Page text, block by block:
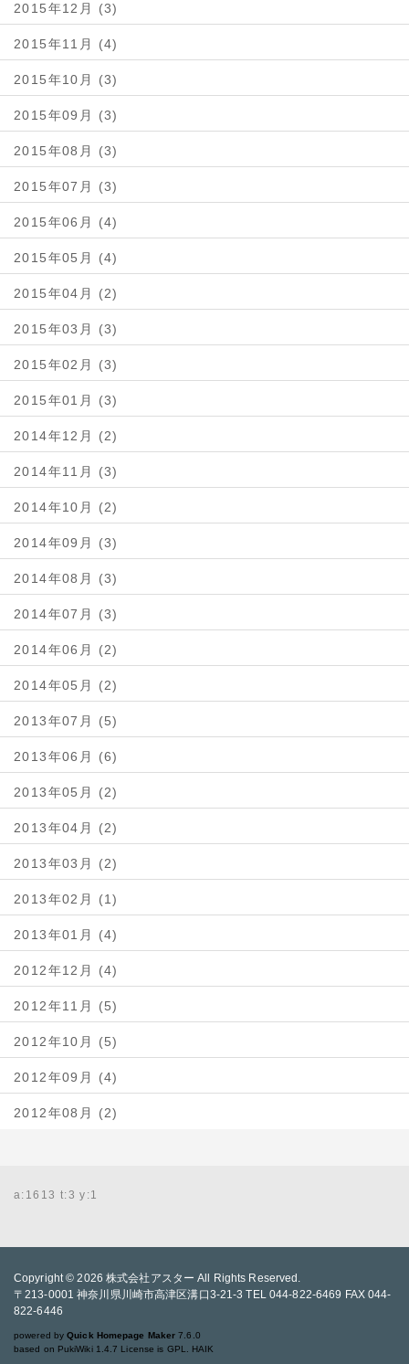
2015年12月 (3)
2015年11月 (4)
2015年10月 (3)
2015年09月 (3)
2015年08月 (3)
2015年07月 (3)
2015年06月 (4)
2015年05月 (4)
2015年04月 (2)
2015年03月 (3)
2015年02月 (3)
2015年01月 (3)
2014年12月 (2)
2014年11月 (3)
2014年10月 (2)
2014年09月 (3)
2014年08月 (3)
2014年07月 (3)
2014年06月 (2)
2014年05月 (2)
2013年07月 (5)
2013年06月 (6)
2013年05月 (2)
2013年04月 (2)
2013年03月 (2)
2013年02月 (1)
2013年01月 (4)
2012年12月 (4)
2012年11月 (5)
2012年10月 (5)
2012年09月 (4)
2012年08月 (2)
a:1613 t:3 y:1
Copyright © 2026株式会社アスター All Rights Reserved.
〒213-0001 神奈川県川崎市高津区溝口3-21-3 TEL 044-822-6469 FAX 044-
822-6446
powered byQuick Homepage Maker 7.6.0
based on PukiWiki 1.4.7 License is GPL. HAIK